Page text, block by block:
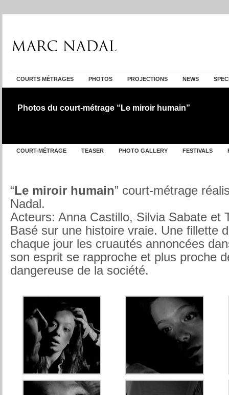
COURTS MÉTRAGES PHOTOS PROJECTIONS NEWS
Photos du court-métrage “Le miroir humain”
COURT-MÉTRAGE TEASER PHOTO GALLERY FESTIVALS
“Le miroir humain” court-métrage
Nadal.
Acteurs: Anna Castillo, Silvia Sabate et
Basé sur une histoire vraie. Une fillette
chaque jour les cruautés annoncées
son esprit se rapproche et plus proche
dangereuse de la société.